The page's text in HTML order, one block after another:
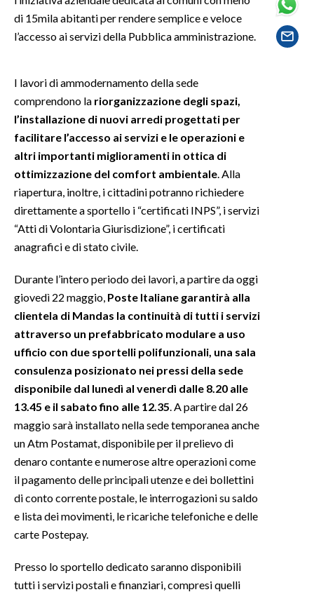
SALUTE
SARDI NEL MONDO
NOTIZIE
EVENTI
#CARAUNIONE
INSULARITÀ
ABBONATI
ANNUNCI
NECROLOGI
PUBBLICITÀ
SPIAGGE
di 15mila abitanti per rendere semplice e veloce
l’accesso ai servizi della Pubblica amministrazione.
I lavori di ammodernamento della sede
comprendono la riorganizzazione degli spazi,
l’installazione di nuovi arredi progettati per
facilitare l’accesso ai servizi e le operazioni e
altri importanti miglioramenti in ottica di
ottimizzazione del comfort ambientale . Alla
riapertura, inoltre, i cittadini potranno richiedere
direttamente a sportello i “certificati INPS”, i servizi
“Atti di Volontaria Giurisdizione”, i certificati
anagrafici e di stato civile.
Durante l’intero periodo dei lavori, a partire da oggi
giovedì 22 maggio, Poste Italiane garantirà alla
clientela di Mandas la continuità di tutti i servizi
attraverso un prefabbricato modulare a uso
ufficio con due sportelli polifunzionali, una sala
consulenza posizionato nei pressi della sede
disponibile dal lunedì al venerdì dalle 8.20 alle
13.45 e il sabato fino alle 12.35 . A partire dal 26
maggio sarà installato nella sede temporanea anche
un Atm Postamat, disponibile per il prelievo di
denaro contante e numerose altre operazioni come
il pagamento delle principali utenze e dei bollettini
di conto corrente postale, le interrogazioni su saldo
e lista dei movimenti, le ricariche telefoniche e delle
carte Postepay.
Presso lo sportello dedicato saranno disponibili
tutti i servizi postali e finanziari, compresi quelli